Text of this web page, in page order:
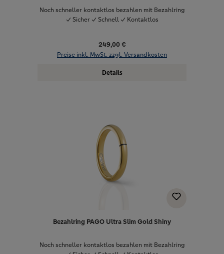
Noch schneller kontaktlos bezahlen mit Bezahlring
✓ Sicher ✓ Schnell ✓ Kontaktlos
249,00 €
Preise inkl. MwSt. zzgl. Versandkosten
Details
Bezahlring PAGO Ultra Slim Gold Shiny
Noch schneller kontaktlos bezahlen mit Bezahlring